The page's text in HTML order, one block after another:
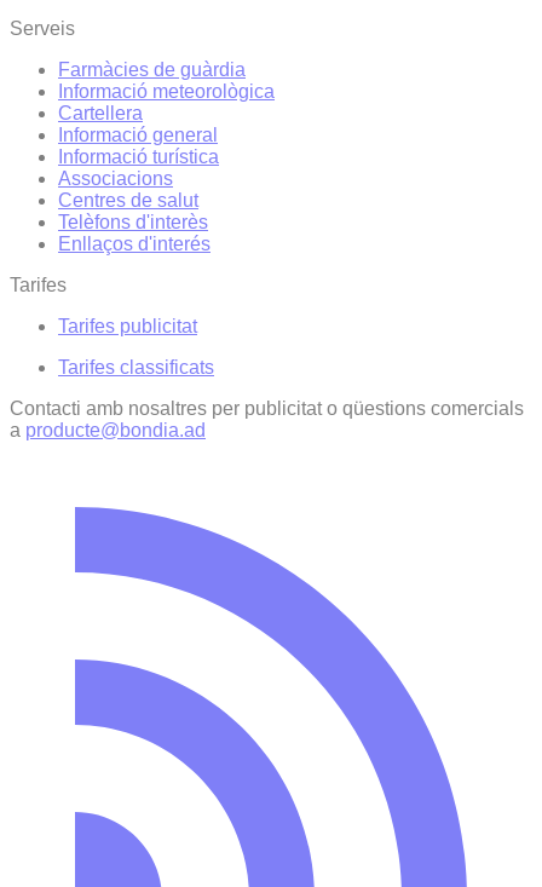
Serveis
Farmàcies de guàrdia
Informació meteorològica
Cartellera
Informació general
Informació turística
Associacions
Centres de salut
Telèfons d'interès
Enllaços d'interés
Tarifes
Tarifes publicitat
Tarifes classificats
Contacti amb nosaltres per publicitat o qüestions comercials
a producte@bondia.ad